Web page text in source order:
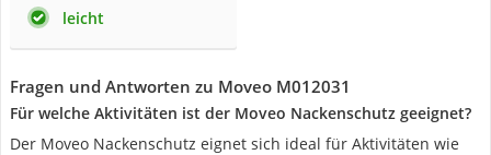
leicht
Fragen und Antworten zu Moveo M012031
Für welche Aktivitäten ist der Moveo Nackenschutz geeignet?
Der Moveo Nackenschutz eignet sich ideal für Aktivitäten wie